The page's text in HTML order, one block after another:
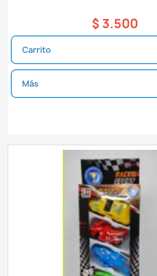
$ 3.500
Carrito
Más